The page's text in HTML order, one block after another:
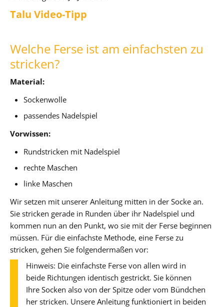
Talu Video-Tipp
Welche Ferse ist am einfachsten zu
stricken?
Material:
Sockenwolle
passendes Nadelspiel
Vorwissen:
Rundstricken mit Nadelspiel
rechte Maschen
linke Maschen
Wir setzen mit unserer Anleitung mitten in der Socke an.
Sie stricken gerade in Runden über ihr Nadelspiel und
kommen nun an den Punkt, wo sie mit der Ferse beginnen
müssen. Für die einfachste Methode, eine Ferse zu
stricken, gehen Sie folgendermaßen vor:
Hinweis: Die einfachste Ferse von allen wird in
beide Richtungen identisch gestrickt. Sie können
Ihre Socken also von der Spitze oder vom Bündchen
her stricken. Unsere Anleitung funktioniert in beiden